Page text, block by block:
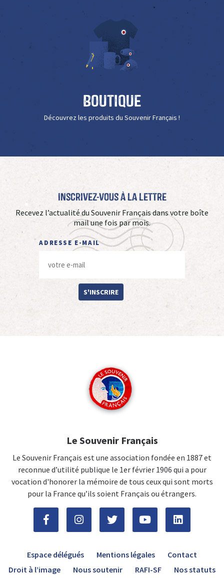
Boutique
Découvrez les produits du Souvenir Français !
Inscrivez-vous à La Lettre
Recevez l’actualité du Souvenir Français dans votre boîte
mail une fois par mois.
ADRESSE E-MAIL
S'INSCRIRE
Le Souvenir Français
Le Souvenir Français est une association fondée en 1887 et
reconnue d’utilité publique le 1er février 1906 qui a pour
vocation d'honorer la mémoire de tous ceux qui sont morts
pour la France qu’ils soient Français ou étrangers.
Espace délégués Mentions légales
Contact
Droit à l’image
Nous soutenir RAFI-SF Nos statuts